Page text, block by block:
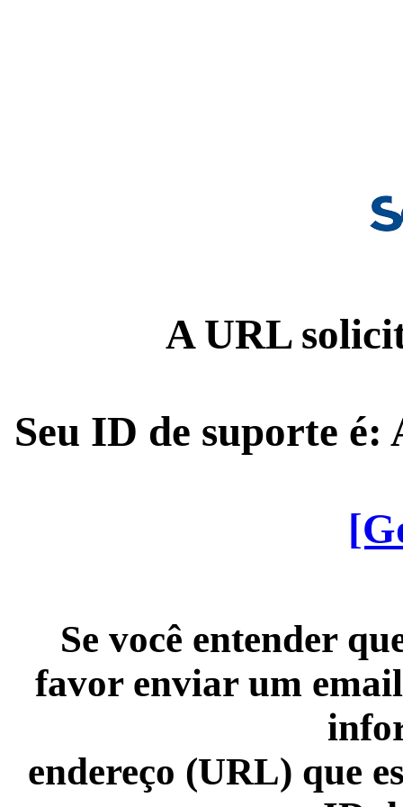
A URL
Seu ID de suporte é:
Se você entender
favor enviar um
endereço (URL) que